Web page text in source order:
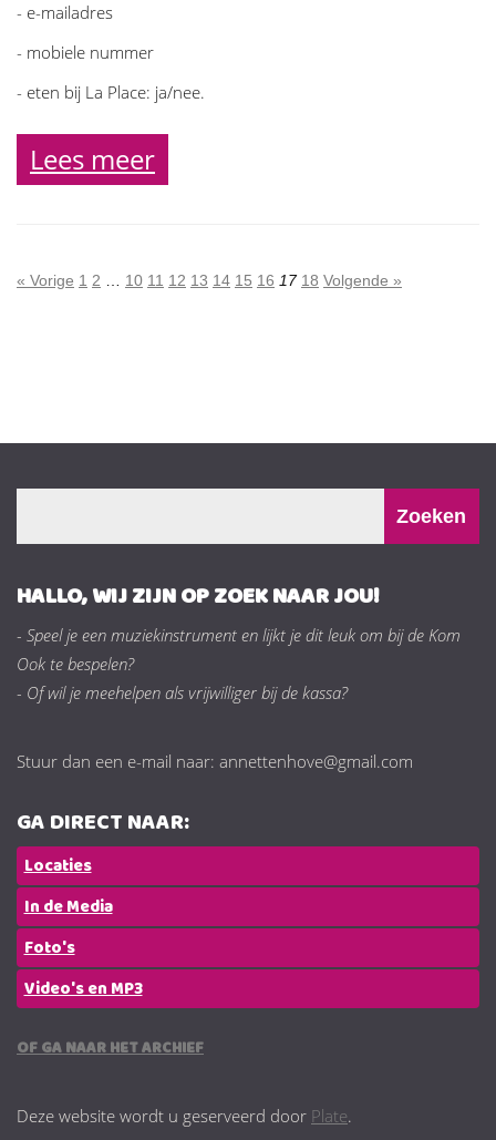
- e-mailadres
- mobiele nummer
- eten bij La Place: ja/nee.
Lees meer
« Vorige 1 2 10 11 12 13 14 15 16 17 18 Volgende »
HALLO, WIJ ZIJN OP ZOEK NAAR JOU!
- Speel je een muziekinstrument en lijkt je dit leuk om bij de Kom
Ook te bespelen?
- Of wil je meehelpen als vrijwilliger bij de kassa?
Stuur dan een e-mail naar: annettenhove@gmail.com
GA DIRECT NAAR:
Locaties
In de Media
Foto's
Video's en MP3
OF GA NAAR HET ARCHIEF
Deze website wordt u geserveerd door Plate.